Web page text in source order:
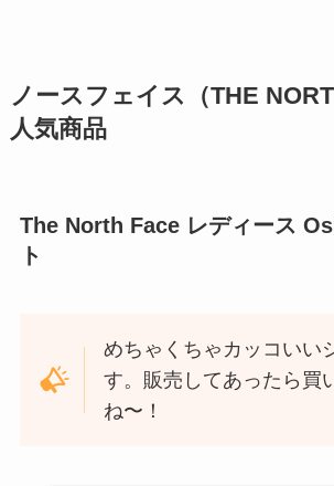
ノースフェイス（THE
人気商品
The North Face レディース
ト
めちゃくちゃカッコいい
す。販売してあったら買
ね〜！